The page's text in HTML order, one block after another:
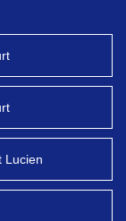
Lucien